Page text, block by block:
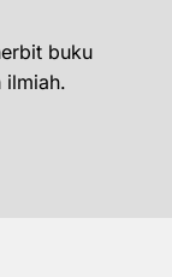
buku
ilmiah.